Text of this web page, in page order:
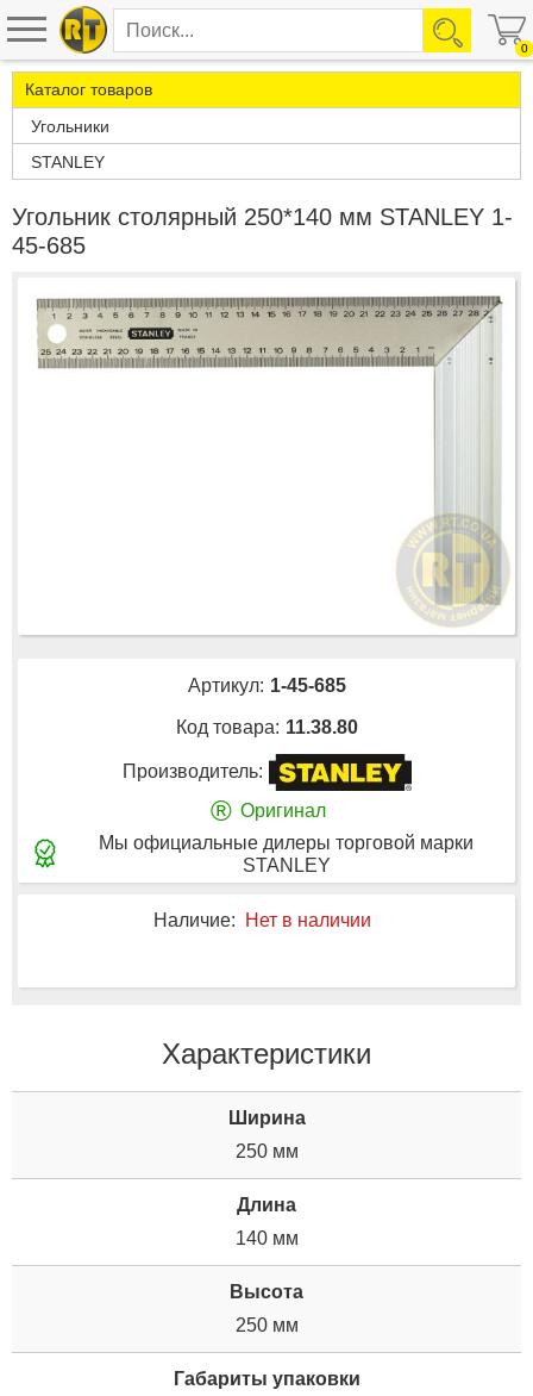
0
Каталог товаров
Угольники
STANLEY
Угольник столярный 250*140 мм STANLEY 1-
45-685
Артикул: 1-45-685
Код товара: 11.38.80
Производитель:
® Оригинал
Мы официальные дилеры торговой марки
STANLEY
Наличие: Нет в наличии
Характеристики
Ширина
250 мм
Длина
140 мм
Высота
250 мм
Габариты упаковки